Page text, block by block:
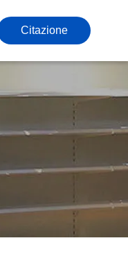
Citazione